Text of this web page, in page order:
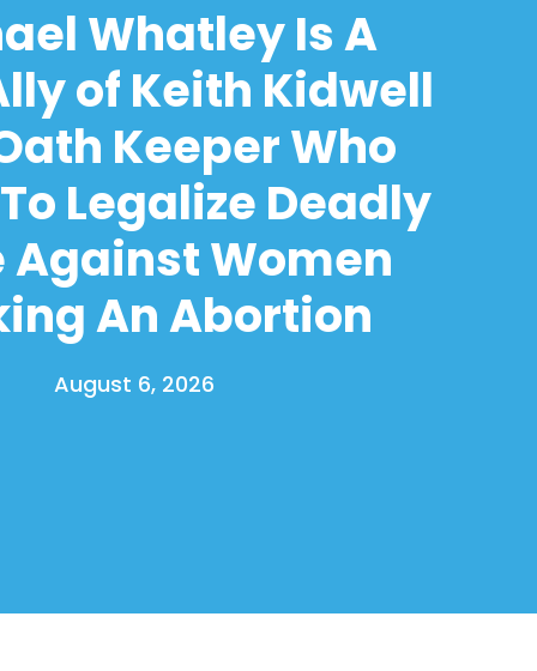
Whatley Is A
of Keith Kidwell
Keeper Who
Legalize Deadly
Against Women
An Abortion
August 6, 2026